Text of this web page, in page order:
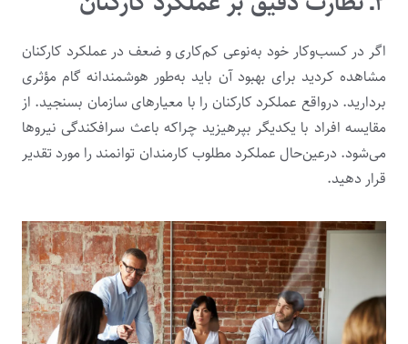
اگر در کسب‌وکار خود به‌نوعی کم‌کاری و ضعف در عملکرد کارکنان
مشاهده کردید برای بهبود آن‌ باید به‌طور هوشمندانه گام مؤثری
بردارید. درواقع عملکرد کارکنان را با معیارهای سازمان بسنجید. از
مقایسه افراد با یکدیگر بپرهیزید چراکه باعث سرافکندگی نیروها
می‌شود. درعین‌حال عملکرد مطلوب کارمندان توانمند را مورد تقدیر
قرار دهید.